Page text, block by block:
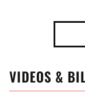
VIDEOS &